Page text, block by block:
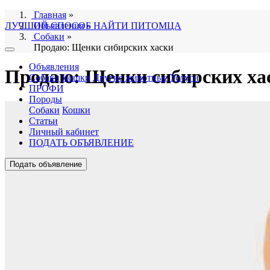
ЛУЧШИЙ СПОСОБ НАЙТИ ПИТОМЦА
Объявления
Собаки Кошки Другие животные Услуги
ПРОФИ
Породы
Собаки Кошки
Статьи
Личный кабинет
ПОДАТЬ ОБЪЯВЛЕНИЕ
Подать объявление
Главная »
Объявления»
Собаки »
Продаю: Щенки сибирских хаски
Продаю: Щенки сибирских